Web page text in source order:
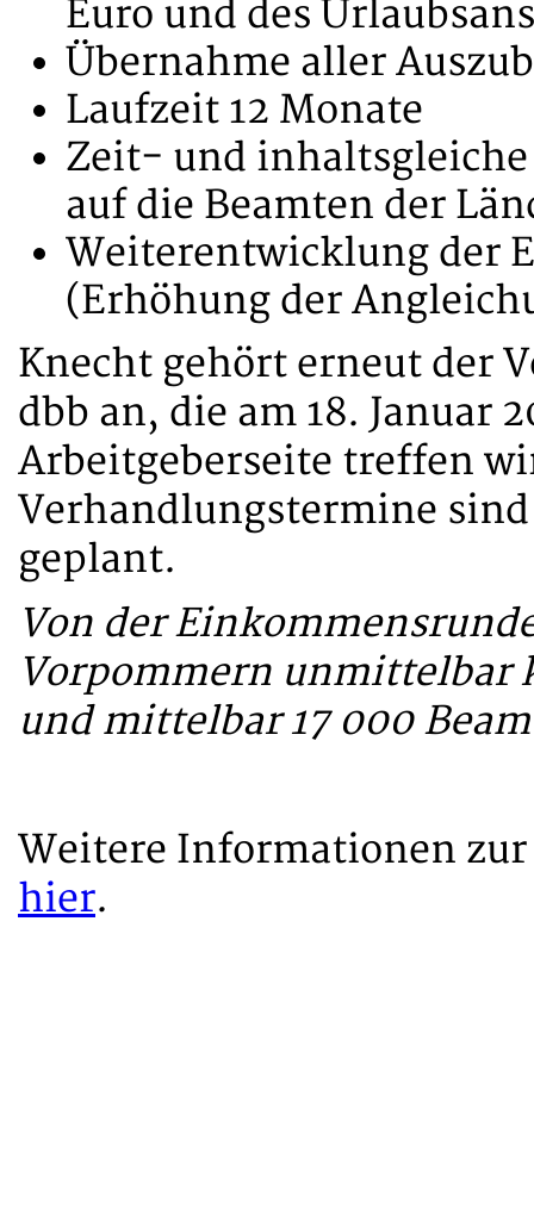
Euro und des
Übernahme aller
Laufzeit 12 Monate
Zeit- und
auf die Beamten der
Weiterentwicklung der
(Erhöhung der
Knecht gehört erneut der
dbb an, die am 18. Januar
Arbeitgeberseite treffen
Verhandlungstermine
geplant.
Von der
Vorpommern unmittelbar
und mittelbar 17 000
Weitere Informationen
hier.